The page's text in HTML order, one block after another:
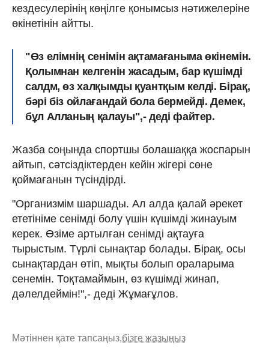
кездесулерінің көңілге қонымсыз нәтижелеріне
өкінетінін айтты.
"Өз елімнің сенімін ақтамағаныма өкінемін.
Қолымнан келгенін жасадым, бар күшімді
салдм, өз халқымды қуантқым келді. Бірақ,
бәрі біз ойлағандай бола бермейді. Демек,
бұл Алланың қалауы",- деді файтер.
Жазба соңында спортшы болашаққа жоспарын
айтып, сәтсіздіктерден кейін жігері сөне
қоймағанын түсіндірді.
"Организмім шаршады. Ал алда қалай әрекет
ететініме сенімді болу үшін күшімді жинауым
керек. Өзіме артылған сенімді ақтауға
тырыстым. Түрлі сынақтар болады. Бірақ, осы
сынақтардан өтіп, мықты болып ораларыма
сенемін. Тоқтамаймын, өз күшімді жинап,
дәлелдеймін!",- деді Жұмағұлов.
Мәтіннен қате тапсаңыз,бізге жазыңыз